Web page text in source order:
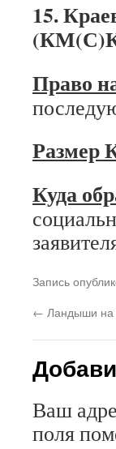
15.
Право
Куда
Запись
← Ландыши на
Ваш
поля